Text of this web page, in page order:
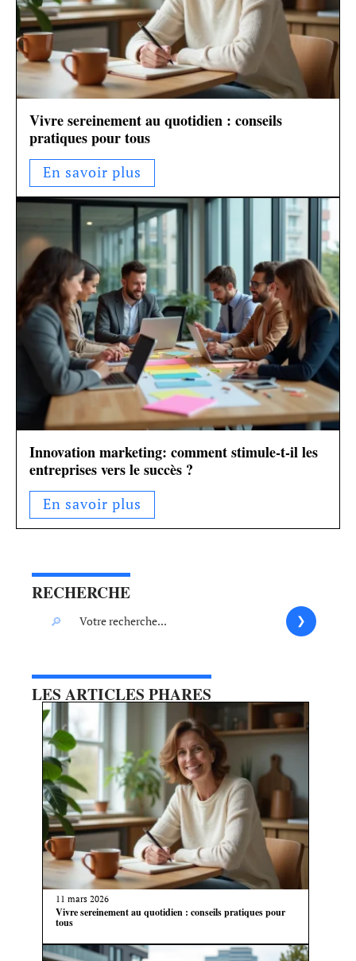
Vivre sereinement au quotidien : conseils
pratiques pour tous
En savoir plus
Innovation marketing: comment stimule-t-il les
entreprises vers le succès ?
En savoir plus
RECHERCHE
LES ARTICLES PHARES
11 mars 2026
Vivre sereinement au quotidien : conseils pratiques pour
tous